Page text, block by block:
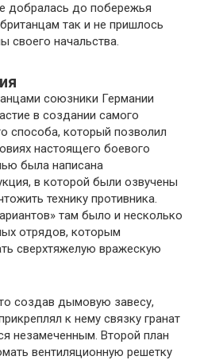
добралась до побережья
так и не пришлось
своего начальства.
союзники Германии
в создании самого
способа, который позволил
настоящего боевого
была написана
в которой были озвучены
технику противника.
там было и несколько
отрядов, которым
сверхтяжелую вражескую
создав дымовую завесу,
к нему связку гранат
незамеченным. Второй план
вентиляционную решетку